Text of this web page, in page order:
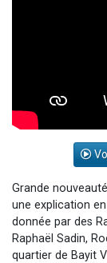
Grande
une explication
donnée par des
Raphaël Sadin,
quartier de Bayit